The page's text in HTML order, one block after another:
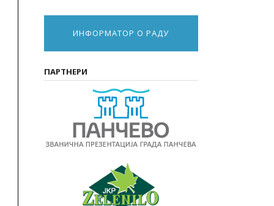
ИНФОРМАТОР О РАДУ
ПАРТНЕРИ